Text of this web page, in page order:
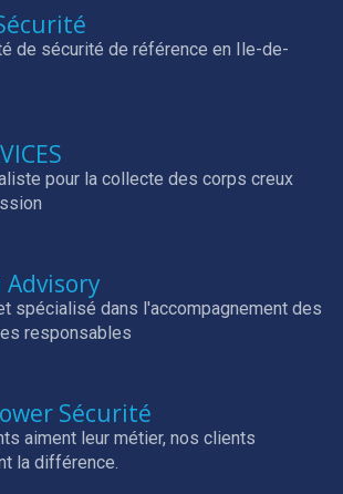
de sécurité de référence en Ile-de-
pour la collecte des corps creux
spécialisé dans l'accompagnement des
responsables
Sécurité
aiment leur métier, nos clients
la différence.